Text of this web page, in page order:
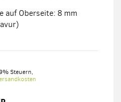
auf Oberseite: 8 mm
Steuern,